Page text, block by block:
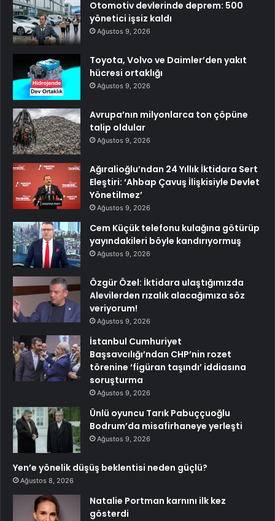
Otomotiv devlerinde deprem: 500
yönetici işsiz kaldı
Ağustos 9, 2026
Toyota, Volvo ve Daimler’den yakıt
hücresi ortaklığı
Ağustos 9, 2026
Avrupa’nın milyonlarca ton çöpüne
talip oldular
Ağustos 9, 2026
Ağıralioğlu’ndan 24 Yıllık İktidara Sert
Eleştiri: ‘Ahbap Çavuş İlişkisiyle Devlet
Yönetilmez’
Ağustos 9, 2026
Cem Küçük telefonu kulağına götürüp
yayındakileri böyle kandırıyormuş
Ağustos 9, 2026
Özgür Özel: İktidara ulaştığımızda
Alevilerden rızalık alacağımıza söz
veriyorum!
Ağustos 9, 2026
İstanbul Cumhuriyet
Başsavcılığı’ndan CHP’nin rozet
törenine ‘figüran taşındı’ iddiasına
soruşturma
Ağustos 9, 2026
Ünlü oyuncu Tarık Pabuççuoğlu
Bodrum’da misafirhaneye yerleşti
Ağustos 9, 2026
Yen’e yönelik düşüş beklentisi neden güçlü?
Ağustos 8, 2026
Natalie Portman karnını ilk kez
gösterdi